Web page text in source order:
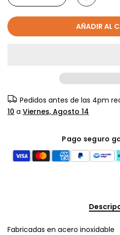
AÑADIR AL
Pedidos antes de las 4pm
10 a Viernes, Agosto 14
Pago seguro
Fabricadas en acero inoxidable